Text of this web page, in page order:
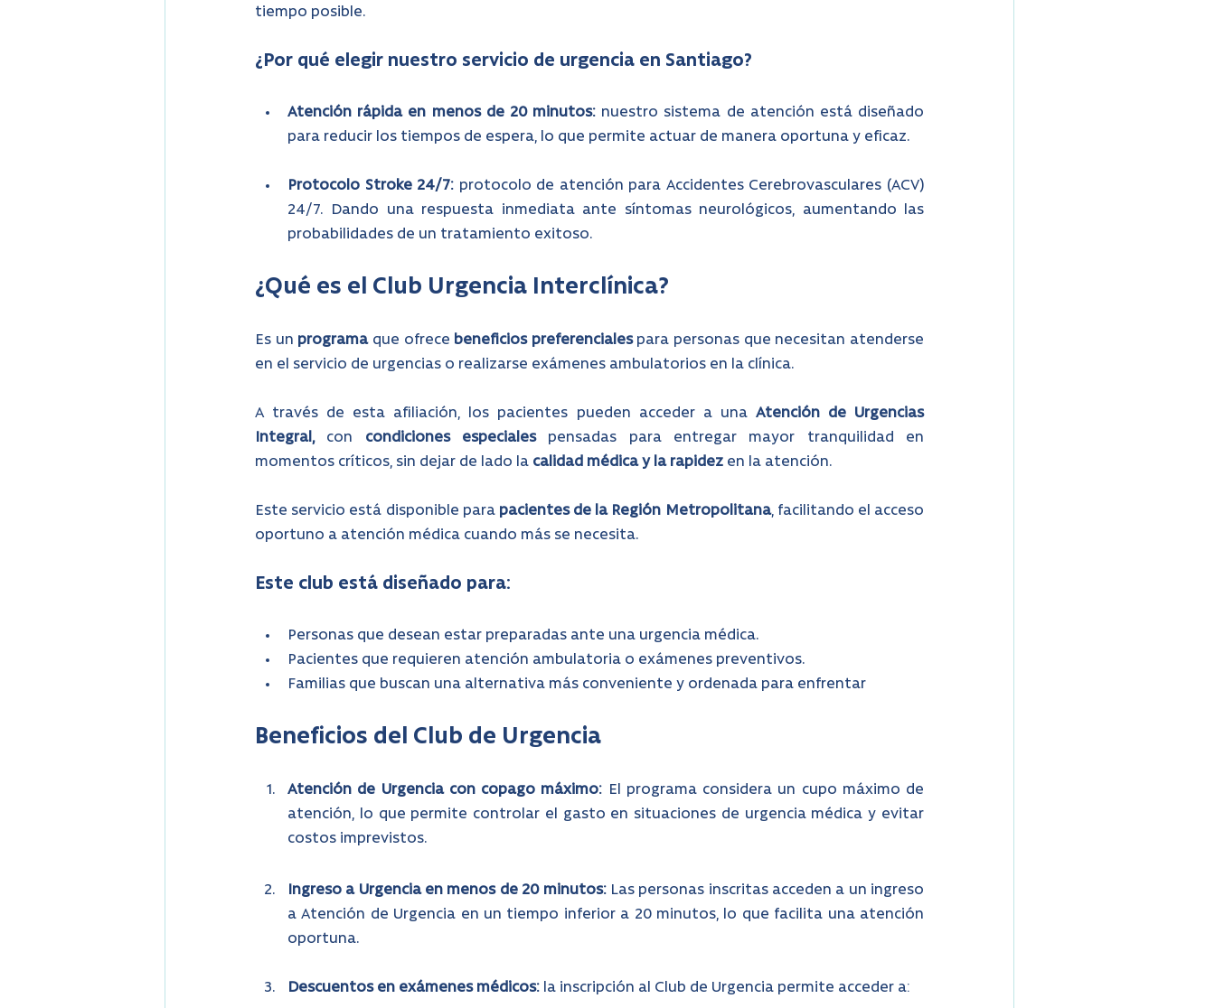
tiempo posible.
¿Por qué elegir nuestro servicio de urgencia en Santiago?
Atención rápida en menos de 20 minutos: nuestro sistema de atención está diseñado
para reducir los tiempos de espera, lo que permite actuar de manera oportuna y eficaz.
Protocolo Stroke 24/7: protocolo de atención para Accidentes Cerebrovasculares (ACV)
24/7. Dando una respuesta inmediata ante síntomas neurológicos, aumentando las
probabilidades de un tratamiento exitoso.
¿Qué es el Club Urgencia Interclínica?
Es un programa que ofrece beneficios preferenciales para personas que necesitan atenderse
en el servicio de urgencias o realizarse exámenes ambulatorios en la clínica.
A través de esta afiliación, los pacientes pueden acceder a una Atención de Urgencias
Integral, con condiciones especiales pensadas para entregar mayor tranquilidad en
momentos críticos, sin dejar de lado la calidad médica y la rapidez en la atención.
Este servicio está disponible para pacientes de la Región Metropolitana, facilitando el acceso
oportuno a atención médica cuando más se necesita.
Este club está diseñado para:
Personas que desean estar preparadas ante una urgencia médica.
Pacientes que requieren atención ambulatoria o exámenes preventivos.
Familias que buscan una alternativa más conveniente y ordenada para enfrentar
Beneficios del Club de Urgencia
Atención de Urgencia con copago máximo:
El programa considera un cupo máximo de
atención, lo que permite controlar el gasto en situaciones de urgencia médica y evitar
costos imprevistos.
Ingreso a Urgencia en menos de 20 minutos: Las personas inscritas acceden a un ingreso
a Atención de Urgencia en un tiempo inferior a 20 minutos, lo que facilita una atención
oportuna.
Descuentos en exámenes médicos: la inscripción al Club de Urgencia permite acceder a: